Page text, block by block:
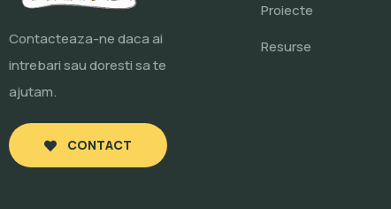
Contacteaza-ne daca ai
intrebari sau doresti sa te
ajutam.
CONTACT
Proiecte
Resurse